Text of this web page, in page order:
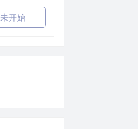
未开始